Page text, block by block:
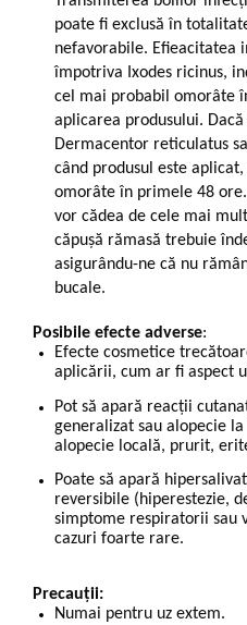
poate fi exclusă în
nefavorabile. Efieacitatea
împotriva Ixodes ricinus,
cel mai probabil omorâte
aplicarea produsului.
Dermacentor reticulatus
când produsul este
omorâte în primele 48
vor cădea de cele mai
căpușă rămasă trebuie
asigurându-ne că nu
bucale.
Posibile efecte adverse:
Efecte cosmetice
aplicării, cum ar fi aspect
Pot să apară reacții
generalizat sau alopecie
alopecie locală, prurit,
Poate să apară
reversibile (hiperestezie,
simptome respiratorii sau
cazuri foarte rare.
Precauții:
Numai pentru uz extem.